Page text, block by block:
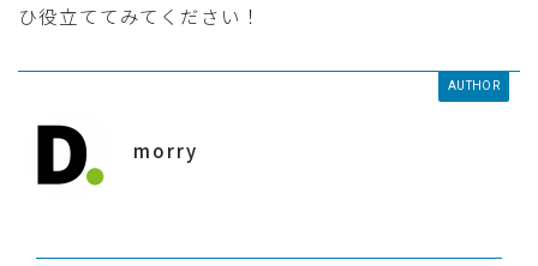
ひ役立ててみてください！
AUTHOR
morry